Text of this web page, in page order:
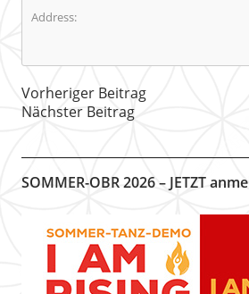
Address:
Vorheriger Beitrag
Nächster Beitrag
SOMMER-OBR 2026 – JETZT